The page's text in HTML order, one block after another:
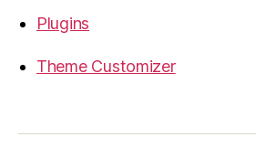
Plugins
Theme Customizer